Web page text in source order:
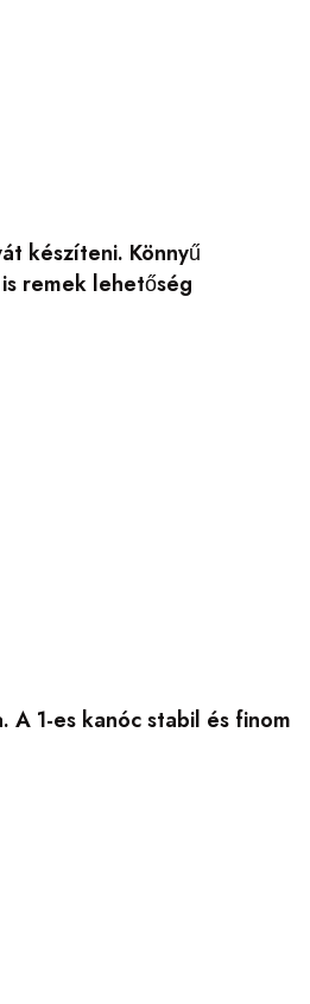
készíteni. Könnyű
remek lehetőség
1-es kanóc stabil és finom